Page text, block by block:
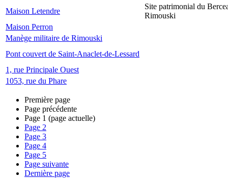
Maison Letendre
Site patrimonial du
Rimouski
Maison Perron
Manège militaire de Rimouski
Pont couvert de Saint-Anaclet-de-Lessard
1, rue Principale Ouest
1053, rue du Phare
Première page
Page précédente
Page 1 (page actuelle)
Page 2
Page 3
Page 4
Page 5
Page suivante
Dernière page